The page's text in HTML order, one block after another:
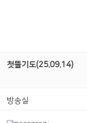
첫뜰기도(25.09.14)
방송실